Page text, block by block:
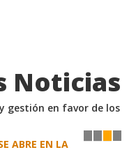
Noticias
gestión en favor de los
1 2 3
ABRE EN LA